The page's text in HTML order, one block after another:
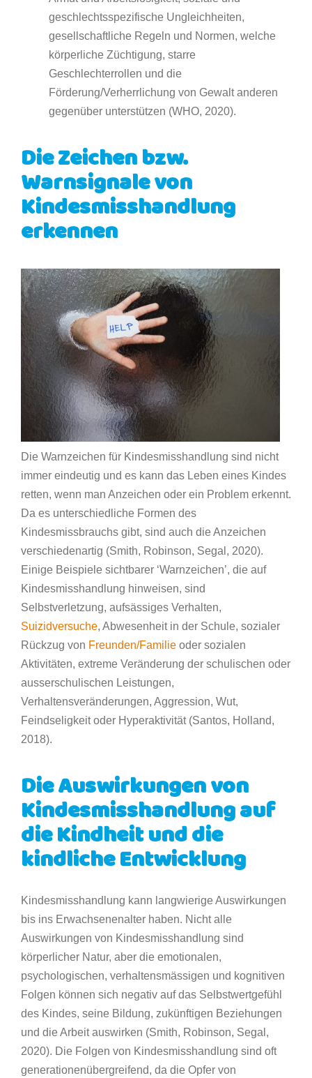
geschlechtsspezifische Ungleichheiten,
gesellschaftliche Regeln und Normen, welche
körperliche Züchtigung, starre
Geschlechterrollen und die
Förderung/Verherrlichung von Gewalt anderen
gegenüber unterstützen (WHO, 2020).
Die Zeichen bzw.
Warnsignale von
Kindesmisshandlung
erkennen
Die Warnzeichen für Kindesmisshandlung sind nicht
immer eindeutig und es kann das Leben eines Kindes
retten, wenn man Anzeichen oder ein Problem erkennt.
Da es unterschiedliche Formen des
Kindesmissbrauchs gibt, sind auch die Anzeichen
verschiedenartig (Smith, Robinson, Segal, 2020).
Einige Beispiele sichtbarer ‘Warnzeichen’, die auf
Kindesmisshandlung hinweisen, sind
Selbstverletzung, aufsässiges Verhalten,
Suizidversuche, Abwesenheit in der Schule, sozialer
Rückzug von Freunden/Familie oder sozialen
Aktivitäten, extreme Veränderung der schulischen oder
ausserschulischen Leistungen,
Verhaltensveränderungen, Aggression, Wut,
Feindseligkeit oder Hyperaktivität (Santos, Holland,
2018).
Die Auswirkungen von
Kindesmisshandlung auf
die Kindheit und die
kindliche Entwicklung
Kindesmisshandlung kann langwierige Auswirkungen
bis ins Erwachsenenalter haben. Nicht alle
Auswirkungen von Kindesmisshandlung sind
körperlicher Natur, aber die emotionalen,
psychologischen, verhaltensmässigen und kognitiven
Folgen können sich negativ auf das Selbstwertgefühl
des Kindes, seine Bildung, zukünftigen Beziehungen
und die Arbeit auswirken (Smith, Robinson, Segal,
2020). Die Folgen von Kindesmisshandlung sind oft
generationenübergreifend, da die Opfer von